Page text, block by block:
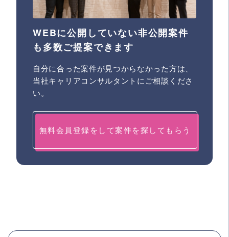
WEBに公開していない非公開案件
も多数ご提案できます
自分に合った案件が見つからなかった方は、
当社キャリアコンサルタントにご相談くださ
い。
無料会員登録をして案件を探してもらう